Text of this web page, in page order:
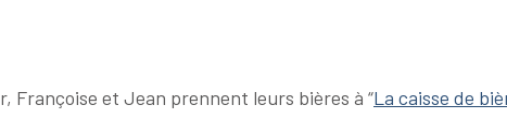
Françoise et Jean prennent leurs bières à “La caisse de